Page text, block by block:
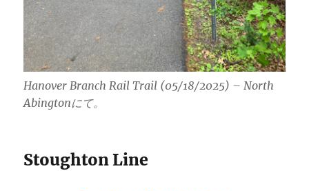
Hanover Branch Rail Trail (05/18/2025) – North
Abingtonにて。
Stoughton Line